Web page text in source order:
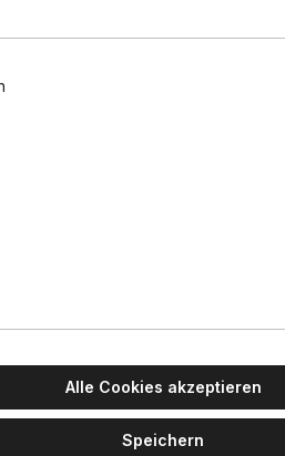
Retrofit
Alle Cookies akzeptieren
Speichern